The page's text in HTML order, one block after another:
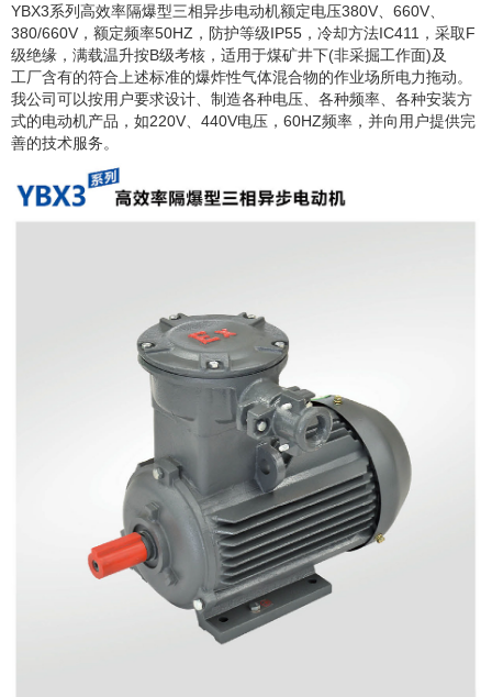
YBX3系列高效率隔爆型三相异步电动机额定电压380V、660V、
380/660V，额定频率50HZ，防护等级IP55，冷却方法IC411，采取F
级绝缘，满载温升按B级考核，适用于煤矿井下(非采掘工作面)及
工厂含有的符合上述标准的爆炸性气体混合物的作业场所电力拖动。
我公司可以按用户要求设计、制造各种电压、各种频率、各种安装方
式的电动机产品，如220V、440V电压，60HZ频率，并向用户提供完
善的技术服务。